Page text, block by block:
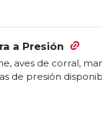
a Presión
aves de corral,
de presión